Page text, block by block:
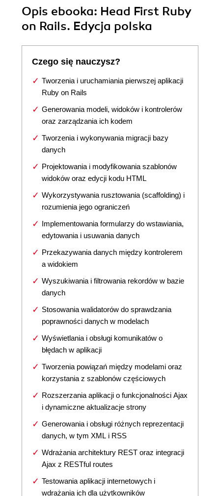
Opis ebooka: Head First Ruby
on Rails. Edycja polska
Czego się nauczysz?
Tworzenia i uruchamiania pierwszej aplikacji
Ruby on Rails
Generowania modeli, widoków i kontrolerów
oraz zarządzania ich kodem
Tworzenia i wykonywania migracji bazy
danych
Projektowania i modyfikowania szablonów
widoków oraz edycji kodu HTML
Wykorzystywania rusztowania (scaffolding) i
rozumienia jego ograniczeń
Implementowania formularzy do wstawiania,
edytowania i usuwania danych
Przekazywania danych między kontrolerem
a widokiem
Wyszukiwania i filtrowania rekordów w bazie
danych
Stosowania walidatorów do sprawdzania
poprawności danych w modelach
Wyświetlania i obsługi komunikatów o
błędach w aplikacji
Tworzenia powiązań między modelami oraz
korzystania z szablonów częściowych
Rozszerzania aplikacji o funkcjonalności Ajax
i dynamiczne aktualizacje strony
Generowania i obsługi różnych reprezentacji
danych, w tym XML i RSS
Wdrażania architektury REST oraz integracji
Ajax z RESTful routes
Testowania aplikacji internetowych i
wdrażania ich dla użytkowników